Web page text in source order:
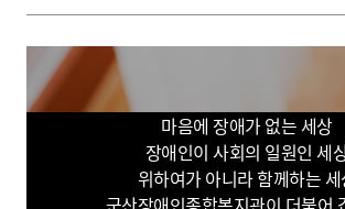
권
시
군
열
마음에 장애가 없는 세상
장애인이 사회의 일원인 세
위하여가 아니라 함께하는